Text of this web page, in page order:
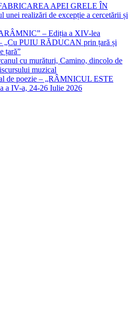
APEI GRELE ÎN
realizări de excepție a cercetării și
– Ediția a XIV-lea
„Cu PUIU RĂDUCAN prin țară și
țară”
cu murături, Camino, dincolo de
muzical
de poezie – „RÂMNICUL ESTE
a IV-a, 24-26 Iulie 2026